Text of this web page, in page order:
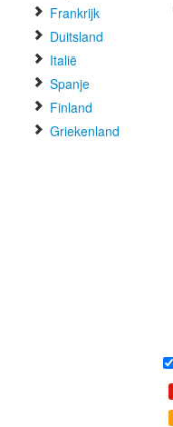
Frankrijk
Duitsland
Italië
Spanje
Finland
Griekenland